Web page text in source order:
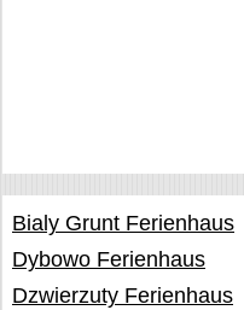
Bialy Grunt Ferienhaus
Dybowo Ferienhaus
Dzwierzuty Ferienhaus